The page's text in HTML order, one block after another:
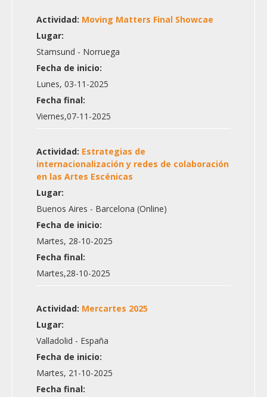
Actividad: Moving Matters Final Showcae
Lugar:
Stamsund - Norruega
Fecha de inicio:
Lunes, 03-11-2025
Fecha final:
Viernes,07-11-2025
Actividad: Estrategias de
internacionalización y redes de colaboración
en las Artes Escénicas
Lugar:
Buenos Aires - Barcelona (Online)
Fecha de inicio:
Martes, 28-10-2025
Fecha final:
Martes,28-10-2025
Actividad: Mercartes 2025
Lugar:
Valladolid - España
Fecha de inicio:
Martes, 21-10-2025
Fecha final: